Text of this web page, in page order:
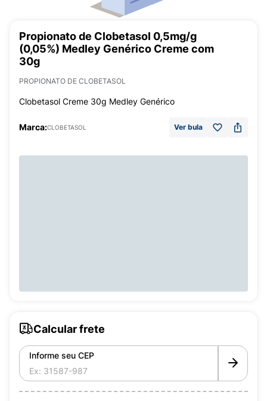
Propionato de Clobetasol 0,5mg/g
(0,05%) Medley Genérico Creme com
30g
PROPIONATO DE CLOBETASOL
Clobetasol Creme 30g Medley Genérico
Marca:CLOBETASOL Ver bula
Calcular frete
Informe seu CEP